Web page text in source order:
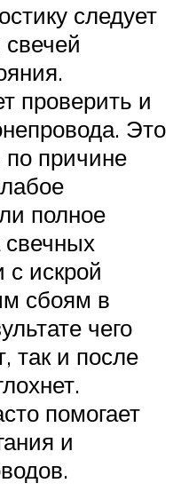
следует
свечей
проверить и
Это
по причине
полное
свечных
с искрой
сбоям в
чего
так и после
помогает
и